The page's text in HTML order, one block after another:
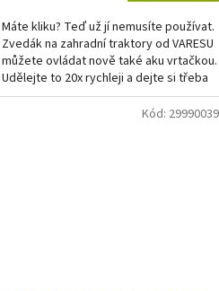
Máte kliku? Teď už jí nemusíte používat.
Zvedák na zahradní traktory od VARESU
můžete ovládat nově také aku vrtačkou.
Udělejte to 20x rychleji a dejte si třeba
kafíčko...
Kód: